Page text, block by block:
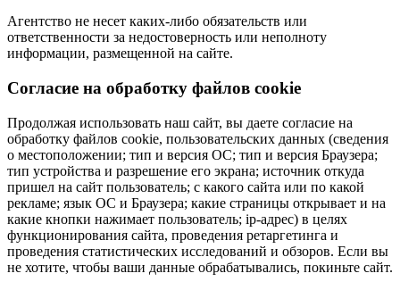
Агентство не несет каких-либо обязательств или
ответственности за недостоверность или неполноту
информации, размещенной на сайте.
Cогласие на обработку файлов cookie
Продолжая использовать наш сайт, вы даете согласие на
обработку файлов cookie, пользовательских данных (сведения
о местоположении; тип и версия ОС; тип и версия Браузера;
тип устройства и разрешение его экрана; источник откуда
пришел на сайт пользователь; с какого сайта или по какой
рекламе; язык ОС и Браузера; какие страницы открывает и на
какие кнопки нажимает пользователь; ip-адрес) в целях
функционирования сайта, проведения ретаргетинга и
проведения статистических исследований и обзоров. Если вы
не хотите, чтобы ваши данные обрабатывались, покиньте сайт.